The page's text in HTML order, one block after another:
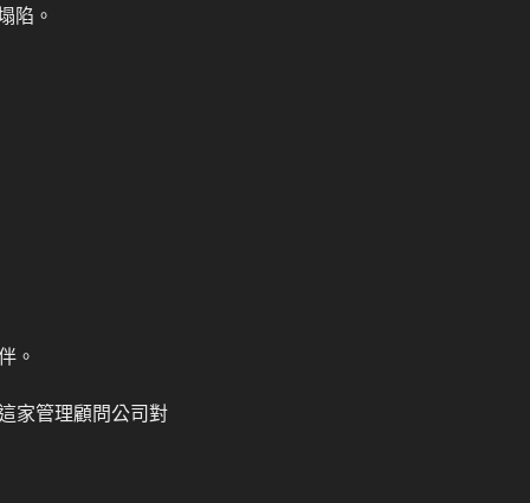
陷。
。
家管理顧問公司對